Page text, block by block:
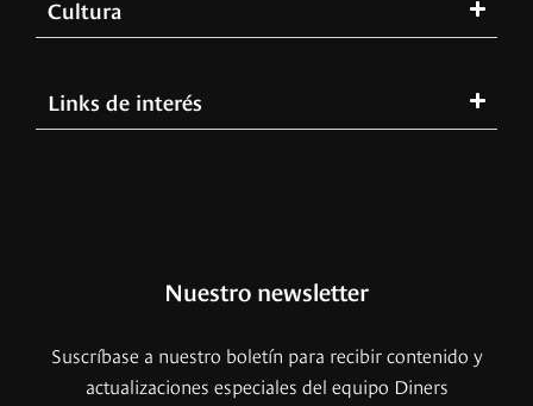
Cultura
Links de interés
Nuestro newsletter
Suscríbase a nuestro boletín para recibir contenido y
actualizaciones especiales del equipo Diners